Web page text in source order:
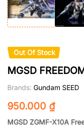
Out Of Stock
MGSD
Brands: Gundam SEED
950.000 ₫
MGSD ZGMF-X10A